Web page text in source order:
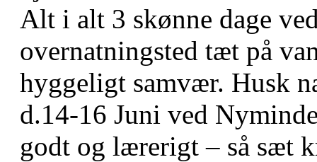
Alt i alt 3 skønne dage
overnatningsted tæt på
hyggeligt samvær. Husk
d.14-16 Juni ved
godt og lærerigt – så sæt